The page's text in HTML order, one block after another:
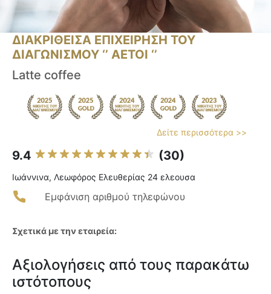
ΔΙΑΚΡΙΘΕΙΣΑ ΕΠΙΧΕΙΡΗΣΗ ΤΟΥ
ΔΙΑΓΩΝΙΣΜΟΥ ‘’ ΑΕΤΟΙ ‘’
Latte coffee
Δείτε περισσότερα >>
9.4 (30)
Ιωάννινα, Λεωφόρος Ελευθερίας 24 ελεουσα
Εμφάνιση αριθμού τηλεφώνου
Σχετικά με την εταιρεία:
Αξιολογήσεις από τους παρακάτω
ιστότοπους